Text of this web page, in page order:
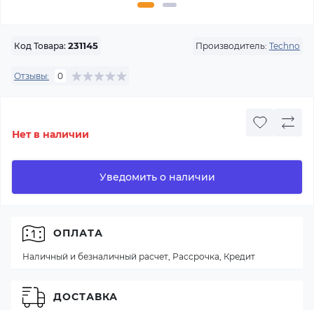
Код Товара: 231145 Производитель: Techno
Отзывы: 0
Нет в наличии
Уведомить о наличии
ОПЛАТА
Наличный и безналичный расчет, Рассрочка, Кредит
ДОСТАВКА